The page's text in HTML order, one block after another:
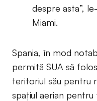
despre asta”,
Miami.
Spania, în mod
permită SUA să
teritoriul său pentru
spațiul aerian